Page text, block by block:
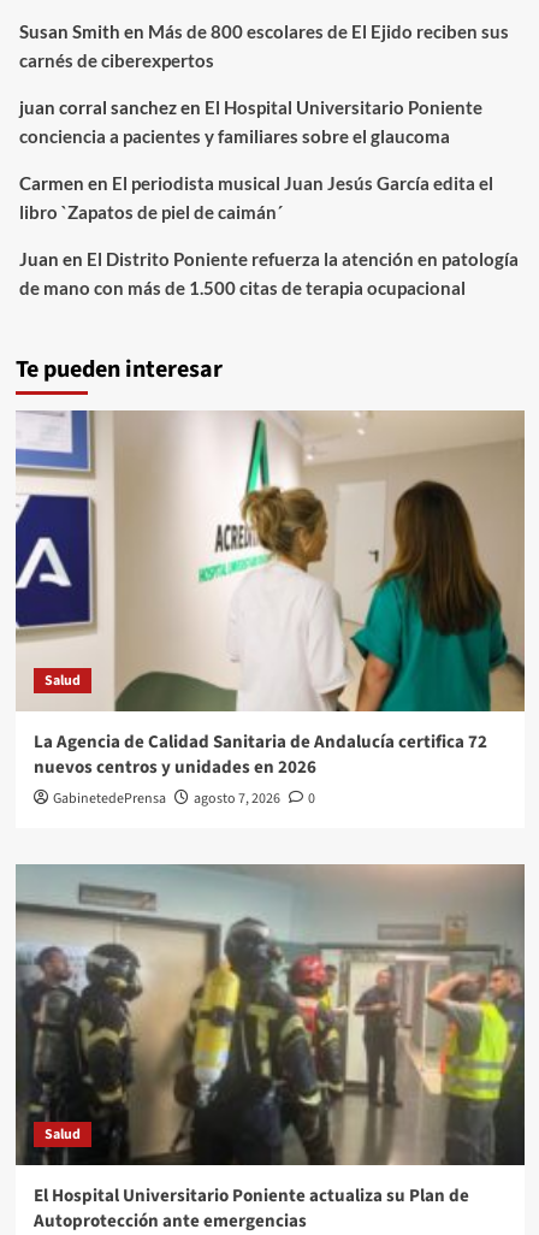
Susan Smith en Más de 800 escolares de El Ejido reciben sus
carnés de ciberexpertos
juan corral sanchezen El Hospital Universitario Poniente
conciencia a pacientes y familiares sobre el glaucoma
Carmen en El periodista musical Juan Jesús García edita el
libro `Zapatos de piel de caimán´
Juan en El Distrito Poniente refuerza la atención en patología
de mano con más de 1.500 citas de terapia ocupacional
Te pueden interesar
Salud
La Agencia de Calidad Sanitaria de Andalucía certifica 72
nuevos centros y unidades en 2026
GabinetedePrensa agosto 7, 2026 0
Salud
El Hospital Universitario Poniente actualiza su Plan de
Autoprotección ante emergencias